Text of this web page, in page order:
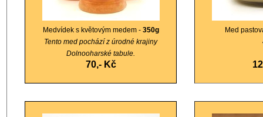
Medvídek s květovým medem - 350g
Tento med pochází z úrodné krajiny
Dolnooharské tabule.
70,- Kč
Med